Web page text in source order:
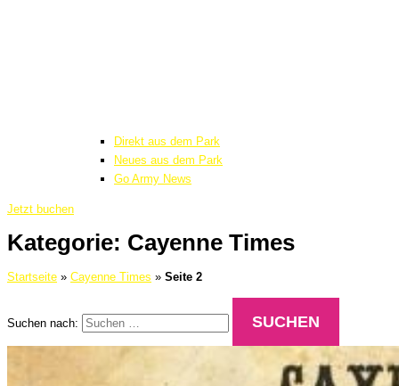
Direkt aus dem Park
Neues aus dem Park
Go Army News
Jetzt buchen
Kategorie: Cayenne Times
Startseite » Cayenne Times » Seite 2
Suchen nach: